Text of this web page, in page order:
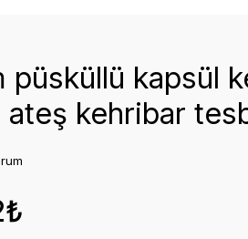
püsküllü kapsül
ateş kehribar